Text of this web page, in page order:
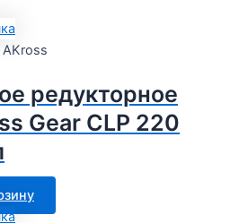
редукторное
Gear CLP 220